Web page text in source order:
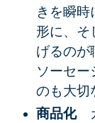
きを瞬
形に、そ
げるのが
ソーセー
のも大切
商品化